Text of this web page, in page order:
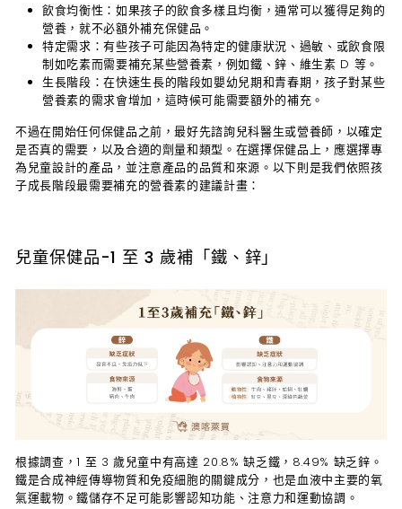
飲食均衡性 ：如果孩子的飲食多樣且均衡，通常可以獲得足夠的
營養，就不必額外補充保健品。
特定需求 ：有些孩子可能因為特定的健康狀況、過敏、或飲食限
制如吃素而需要補充某些營養素，例如鐵、鋅、維生素 D 等。
生長階段 ：在快速生長的階段如嬰幼兒期和青春期，孩子對某些
營養素的需求會增加，這時候可能需要額外的補充。
不過在開始任何保健品之前，最好先諮詢兒科醫生或營養師，以確定
是否真的需要，以及合適的劑量和類型。在選擇保健品上，應選擇專
為兒童設計的產品，並注意產品的品質和來源。以下則是我們依照孩
子成長階段最需要補充的營養素的建議計畫：
兒童保健品-1 至 3 歲補「鐵、鋅」
根據調查，1 至 3 歲兒童中有高達 20.8% 缺乏鐵，8.49% 缺乏鋅。
鐵是合成神經傳導物質和免疫細胞的關鍵成分，也是血液中主要的氧
氣運載物。鐵儲存不足可能影響認知功能、注意力和運動協調。